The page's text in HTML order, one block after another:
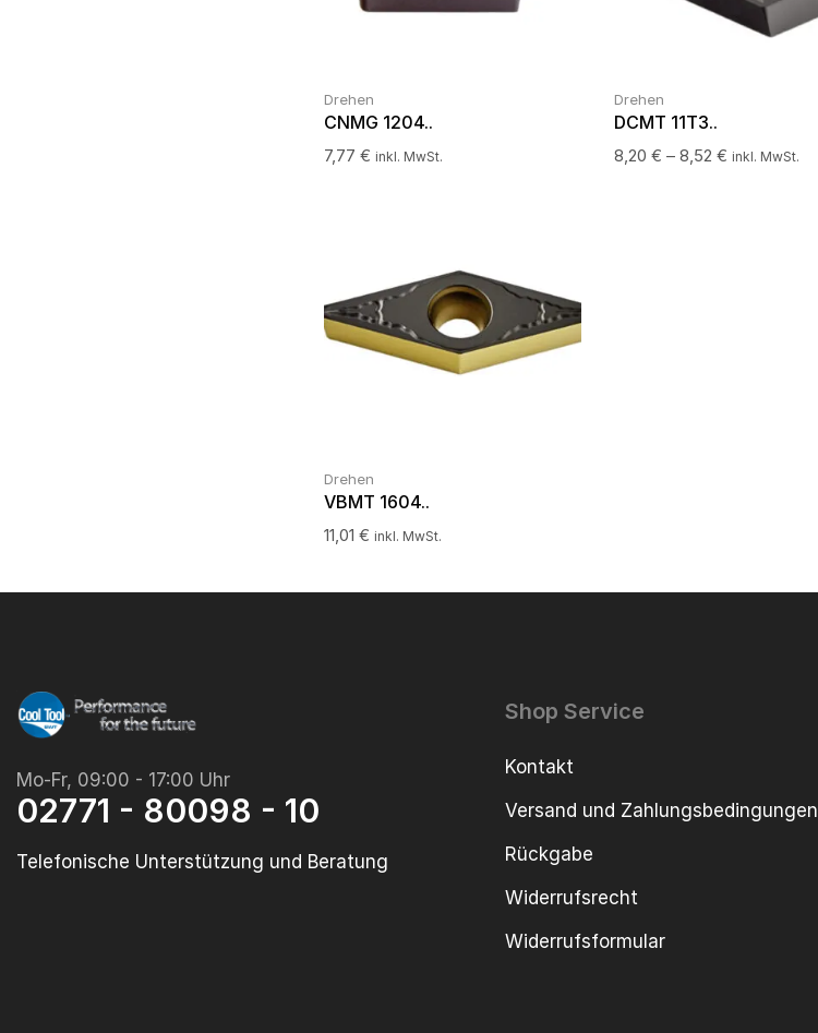
Drehen
CNMG 1204..
7,77€ inkl. MwSt.
Drehen
DCMT 11T3..
8,20 € – 8,52 € inkl. MwSt.
Drehen
VBMT 1604..
11,01€ inkl. MwSt.
Mo-Fr, 09:00 - 17:00 Uhr
02771 - 80098 - 10
Telefonische Unterstützung und Beratung
Shop Service
Kontakt
Versand und Zahlungsbedingungen
Rückgabe
Widerrufsrecht
Widerrufsformular